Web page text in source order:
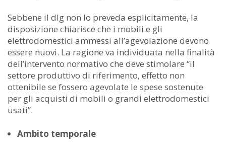
Sebbene il dlg non lo preveda esplicitamente, la
disposizione chiarisce che i mobili e gli
elettrodomestici ammessi all’agevolazione devono
essere nuovi. La ragione va individuata nella finalità
dell’intervento normativo che deve stimolare “il
settore produttivo di riferimento, effetto non
ottenibile se fossero agevolate le spese sostenute
per gli acquisti di mobili o grandi elettrodomestici
usati”.
Ambito temporale